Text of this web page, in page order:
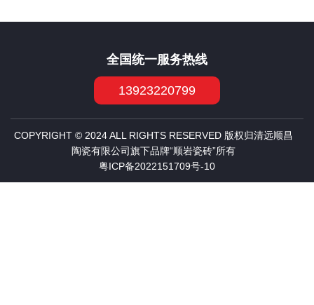
全国统一服务热线
13923220799
COPYRIGHT © 2024 ALL RIGHTS RESERVED 版权归清远顺昌
陶瓷有限公司旗下品牌“顺岩瓷砖”所有
粤ICP备2022151709号-10